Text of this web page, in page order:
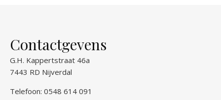
Contactgevens
G.H. Kappertstraat 46a
7443 RD Nijverdal
Telefoon: 0548 614 091